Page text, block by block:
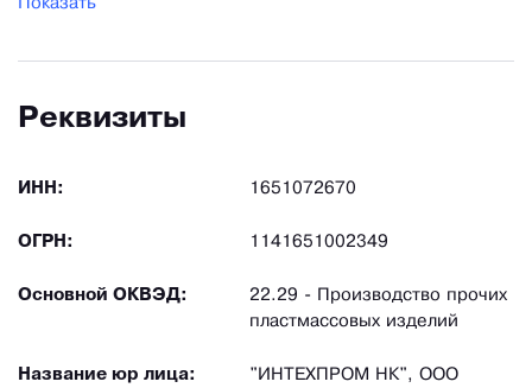
Показать
Реквизиты
ИНН: 1651072670
ОГРН: 1141651002349
Основной ОКВЭД:
22.29 - Производство прочих
пластмассовых изделий
Название юр лица: "ИНТЕХПРОМ НК", ООО